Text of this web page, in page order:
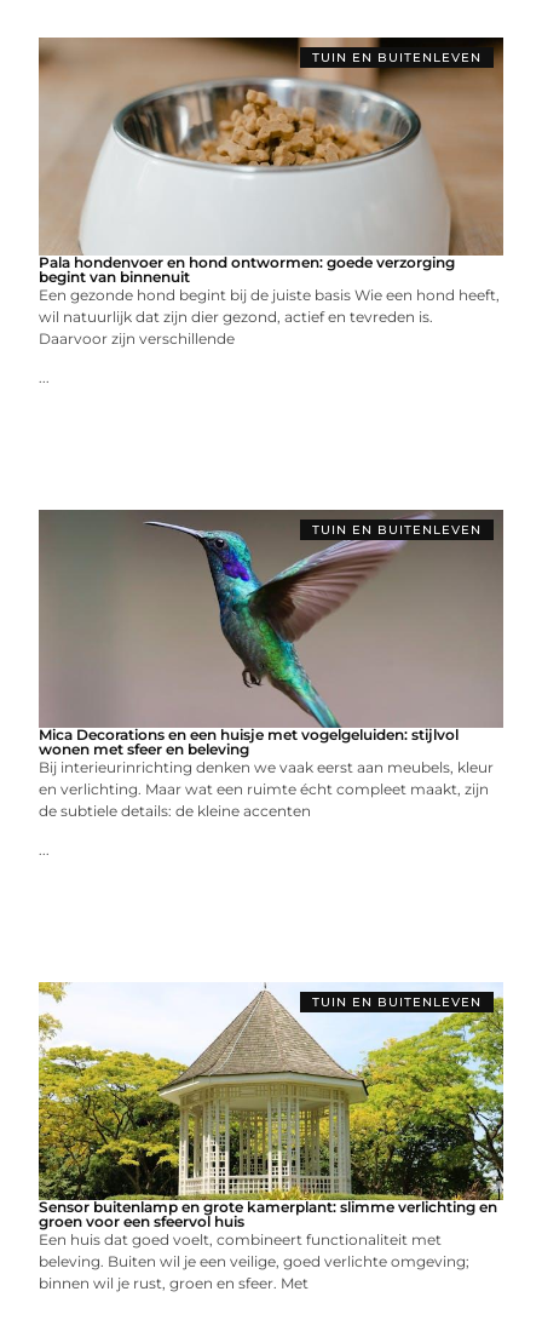
TUIN EN BUITENLEVEN
Pala hondenvoer en hond ontwormen: goede verzorging
begint van binnenuit
Een gezonde hond begint bij de juiste basis Wie een hond heeft,
wil natuurlijk dat zijn dier gezond, actief en tevreden is.
Daarvoor zijn verschillende
...
TUIN EN BUITENLEVEN
Mica Decorations en een huisje met vogelgeluiden: stijlvol
wonen met sfeer en beleving
Bij interieurinrichting denken we vaak eerst aan meubels, kleur
en verlichting. Maar wat een ruimte écht compleet maakt, zijn
de subtiele details: de kleine accenten
...
TUIN EN BUITENLEVEN
Sensor buitenlamp en grote kamerplant: slimme verlichting en
groen voor een sfeervol huis
Een huis dat goed voelt, combineert functionaliteit met
beleving. Buiten wil je een veilige, goed verlichte omgeving;
binnen wil je rust, groen en sfeer. Met